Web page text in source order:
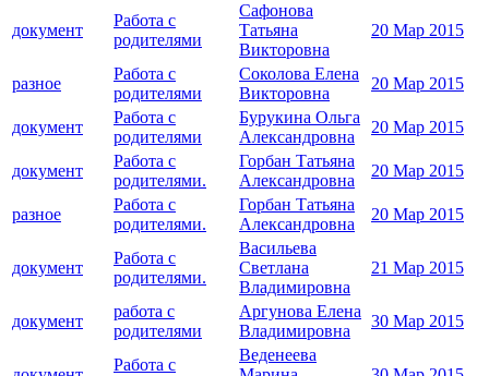
документ
Работа с
родителями
Сафонова
Татьяна
Викторовна
20 Мар 2015
разное
Работа с
родителями
Соколова Елена
Викторовна
20 Мар 2015
документ
Работа с
родителями
Бурукина Ольга
Александровна
20 Мар 2015
документ
Работа с
родителями.
Горбан Татьяна
Александровна
20 Мар 2015
разное
Работа с
родителями.
Горбан Татьяна
Александровна
20 Мар 2015
документ
Работа с
родителями.
Васильева
Светлана
Владимировна
21 Мар 2015
документ
работа с
родителями
Аргунова Елена
Владимировна
30 Мар 2015
Работа с
Веденеева